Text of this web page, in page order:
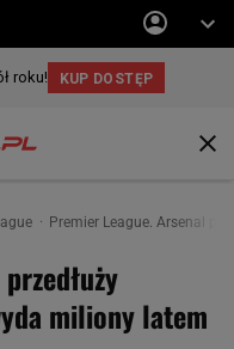
Premier League. Arsenal
miliony latem